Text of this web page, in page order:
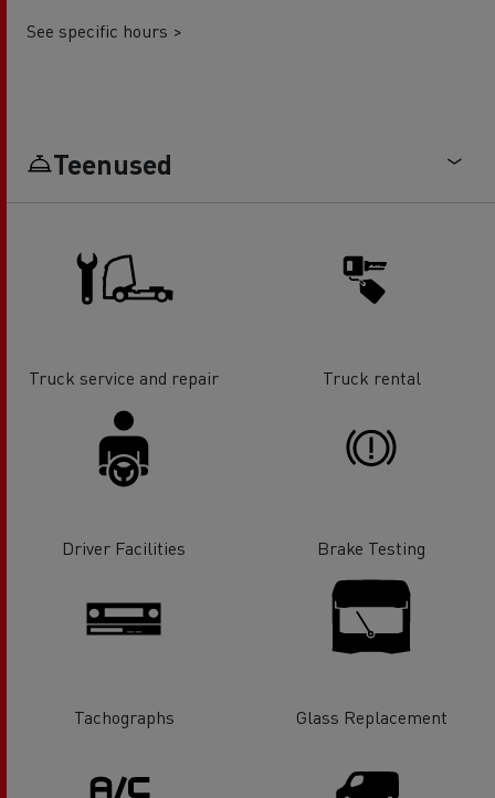
See specific hours >
Teenused
Truck service and repair Truck rental
Driver Facilities Brake Testing
Tachographs Glass Replacement